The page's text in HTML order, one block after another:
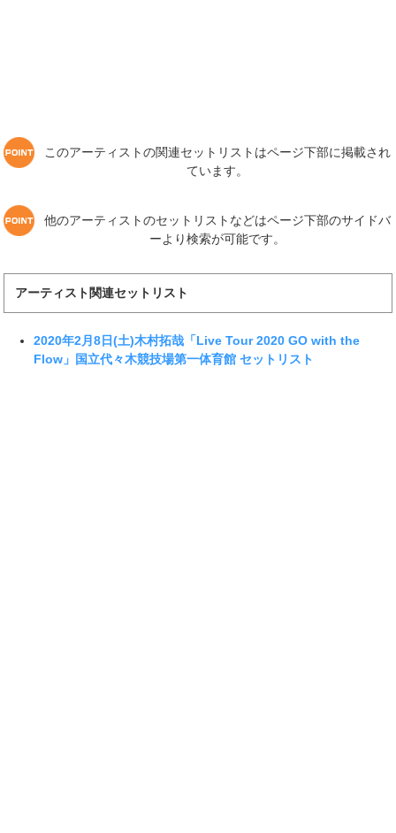
このアーティストの関連セットリストはページ下部に掲載され
ています。
他のアーティストのセットリストなどはページ下部のサイドバ
ーより検索が可能です。
アーティスト関連セットリスト
2020年2月8日(土)木村拓哉「Live Tour 2020 GO with the
Flow」国立代々木競技場第一体育館 セットリスト